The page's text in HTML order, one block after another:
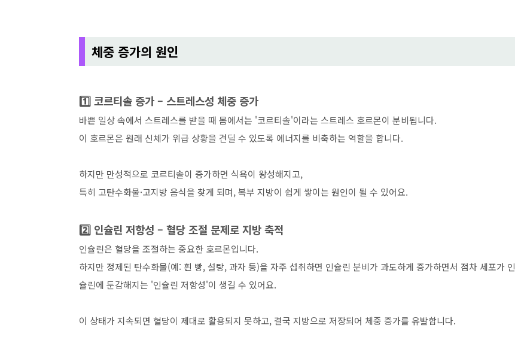
체중 증가의 원인
1️⃣ 코르티솔 증가 – 스트레스성 체중 증가
바쁜 일상 속에서 스트레스를 받을 때 몸에서는 '코르티솔'이라는 스트레스 호르몬이 분비됩니다.
이 호르몬은 원래 신체가 위급 상황을 견딜 수 있도록 에너지를 비축하는 역할을 합니다.
하지만 만성적으로 코르티솔이 증가하면 식욕이 왕성해지고,
특히 고탄수화물·고지방 음식을 찾게 되며, 복부 지방이 쉽게 쌓이는 원인이 될 수 있어요.
2️⃣ 인슐린 저항성 – 혈당 조절 문제로 지방 축적
인슐린은 혈당을 조절하는 중요한 호르몬입니다.
하지만 정제된 탄수화물(예: 흰 빵, 설탕, 과자 등)을 자주 섭취하면 인슐린 분비가 과도하게 증가하면서 점차 세포가 인
슐린에 둔감해지는 '인슐린 저항성'이 생길 수 있어요.
이 상태가 지속되면 혈당이 제대로 활용되지 못하고, 결국 지방으로 저장되어 체중 증가를 유발합니다.